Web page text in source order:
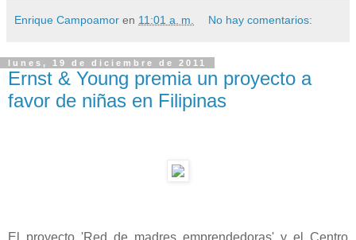
Enrique Campoamor en 11:01 a. m. No hay comentarios:
lunes, 19 de diciembre de 2011
Ernst & Young premia un proyecto a
favor de niñas en Filipinas